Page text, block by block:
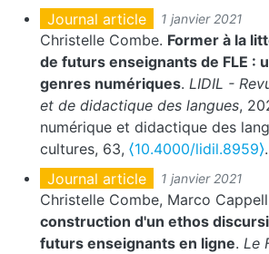
Journal article
1 janvier 2021
Christelle Combe. Former à la
de futurs enseignants de FLE :
genres numériques. LIDIL -
et de didactique des langues,
numérique et didactique des
cultures, 63, ⟨10.4000/lidil.8959⟩.
Journal article
1 janvier 2021
Christelle Combe, Marco
construction d'un ethos
futurs enseignants en ligne. Le